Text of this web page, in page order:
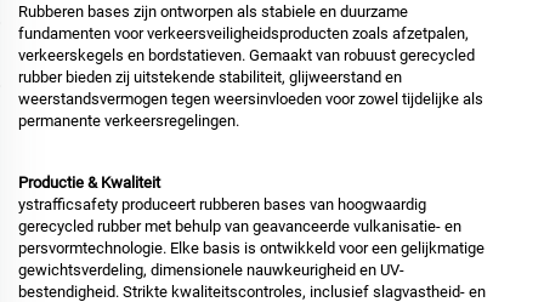
Rubberen bases zijn ontworpen als stabiele en duurzame
fundamenten voor verkeersveiligheidsproducten zoals afzetpalen,
verkeerskegels en bordstatieven. Gemaakt van robuust gerecycled
rubber bieden zij uitstekende stabiliteit, glijweerstand en
weerstandsvermogen tegen weersinvloeden voor zowel tijdelijke als
permanente verkeersregelingen.
Productie & Kwaliteit
ystrafficsafety produceert rubberen bases van hoogwaardig
gerecycled rubber met behulp van geavanceerde vulkanisatie- en
persvormtechnologie. Elke basis is ontwikkeld voor een gelijkmatige
gewichtsverdeling, dimensionele nauwkeurigheid en UV-
bestendigheid. Strikte kwaliteitscontroles, inclusief slagvastheid- en